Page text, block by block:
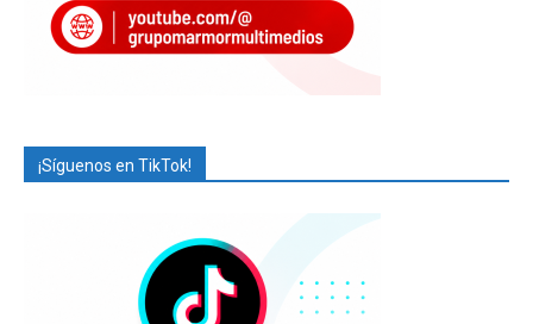
¡Síguenos en TikTok!